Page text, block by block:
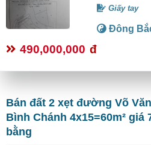
Giấy tay
Đông
490,000,000 đ
Bán đất 2 xẹt đường Võ
Bình Chánh 4x15=60m² giá
bằng